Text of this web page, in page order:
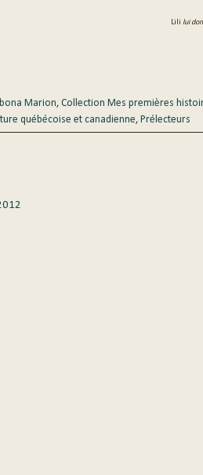
Lili lui
Marion, Collection Mes premières
québécoise et canadienne, Prélecteurs